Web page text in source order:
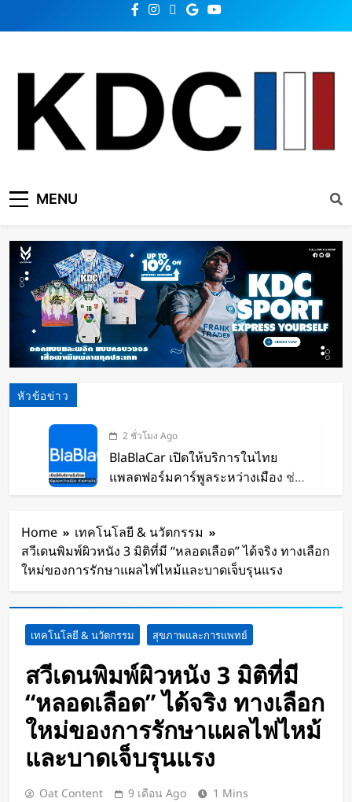
KDC SOLUTION | เคดีซี
โซลูชั่น
MENU
หัวข้อข่าว
2 ชั่วโมง Ago
BlaBlaCar เปิดให้บริการในไทย
แพลตฟอร์มคาร์พูลระหว่างเมือง ช่วย
กวาดรายได้มากขึ้น 6 เท่า
5 ชั่วโมง Ago
Disney+ จับมือ TikTok ดึงครีเอเตอร์
เข้าแอป เปลี่ยนแฟนคลับให้เป็นผู้
สร้างคอนเทนต์
5 ชั่วโมง Ago
ทีมนักศึกษาจากเนเธอร์แลนด์เปิดตัว
Stella Juva รถพยาบาลพลังงานแสง
อาทิตย์คันแรกของโลก วิ่งไกลกว่า
700 กม.
1 วัน Ago
เปิดตัว CMF Clip Pro หูฟังคลิปหนีบหู
รุ่นแรก! มาพร้อม Smart Dial บนเคส
ชาร์จ และแบตฯ ใช้งานสูงสุด 32.5
ชั่วโมง
1 วัน Ago
Spotify เพิ่มโหมดวิ่งใหม่ ปรับเพลง
ตามความเร็วและรูปแบบการฝึก
Home
เทคโนโลยี & นวัตกรรม
สวีเดนพิมพ์ผิวหนัง 3 มิติที่มี “หลอดเลือด” ได้จริง ทางเลือก
ใหม่ของการรักษาแผลไฟไหม้และบาดเจ็บรุนแรง
เทคโนโลยี & นวัตกรรม สุขภาพและการแพทย์
สวีเดนพิมพ์ผิวหนัง 3 มิติที่มี
“หลอดเลือด” ได้จริง ทางเลือก
ใหม่ของการรักษาแผลไฟไหม้
และบาดเจ็บรุนแรง
Oat Content 9 เดือน Ago 1 Mins